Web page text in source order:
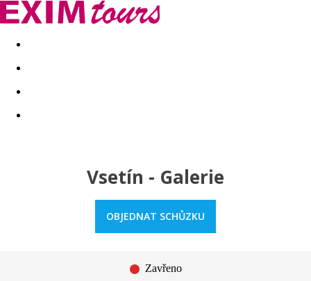
Akční nabídky Last minute
Vsetín - Galerie
OBJEDNAT SCHŮZKU
Zavřeno